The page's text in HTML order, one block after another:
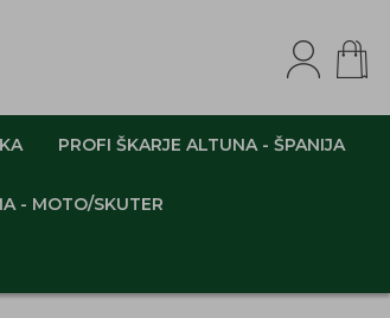
PROFI ŠKARJE ALTUNA - ŠPANIJA
- MOTO/SKUTER